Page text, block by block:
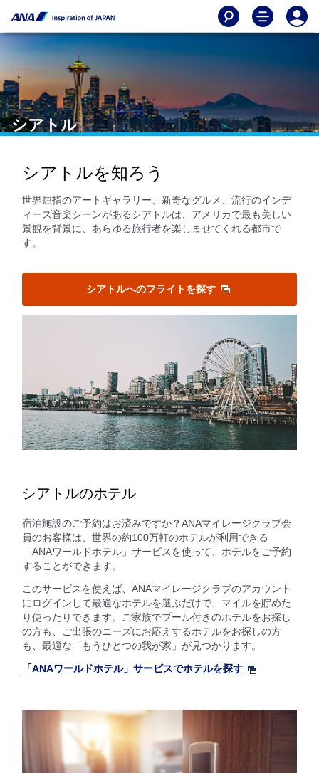
シアトル
シアトルを知ろう
世界屈指のアートギャラリー、新奇なグルメ、流行のインデ
ィーズ音楽シーンがあるシアトルは、アメリカで最も美しい
景観を背景に、あらゆる旅行者を楽しませてくれる都市で
す。
シアトルへのフライトを探す
シアトルのホテル
宿泊施設のご予約はお済みですか？ANAマイレージクラブ会
員のお客様は、世界の約100万軒のホテルが利用できる
「ANAワールドホテル」サービスを使って、ホテルをご予約
することができます。
このサービスを使えば、ANAマイレージクラブのアカウント
にログインして最適なホテルを選ぶだけで、マイルを貯めた
り使ったりできます。ご家族でプール付きのホテルをお探し
の方も、ご出張のニーズにお応えするホテルをお探しの方
も、最適な「もうひとつの我が家」が見つかります。
「ANAワールドホテル」サービスでホテルを探す